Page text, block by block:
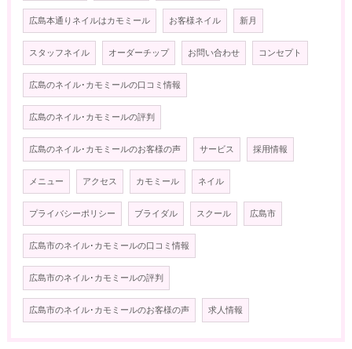
広島本通りネイルはカモミール お客様ネイル 新月
スタッフネイル オーダーチップ お問い合わせ コンセプト
広島のネイル･カモミールの口コミ情報
広島のネイル･カモミールの評判
広島のネイル･カモミールのお客様の声 サービス 採用情報
メニュー アクセス カモミール ネイル
プライバシーポリシー ブライダル スクール 広島市
広島市のネイル･カモミールの口コミ情報
広島市のネイル･カモミールの評判
広島市のネイル･カモミールのお客様の声 求人情報